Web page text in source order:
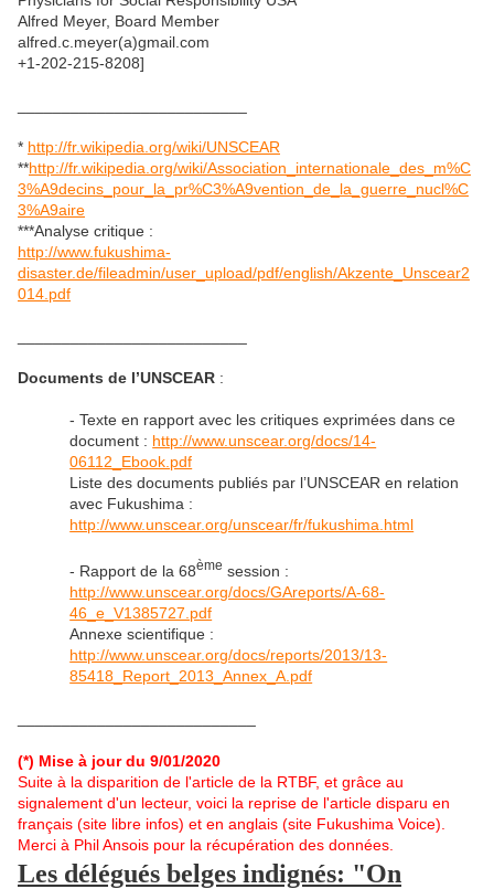
Alfred Meyer, Board Member
alfred.c.meyer(a)gmail.com
+1-202-215-8208]
* http://fr.wikipedia.org/wiki/UNSCEAR
**http://fr.wikipedia.org/wiki/Association_internationale_des_m%C
3%A9decins_pour_la_pr%C3%A9vention_de_la_guerre_nucl%C
3%A9aire
***Analyse critique :
http://www.fukushima-
disaster.de/fileadmin/user_upload/pdf/english/Akzente_Unscear2
014.pdf
Documents de l’UNSCEAR :
- Texte en rapport avec les critiques exprimées dans ce
document : http://www.unscear.org/docs/14-
06112_Ebook.pdf
Liste des documents publiés par l’UNSCEAR en relation
avec Fukushima :
http://www.unscear.org/unscear/fr/fukushima.html
- Rapport de la 68ème session :
http://www.unscear.org/docs/GAreports/A-68-
46_e_V1385727.pdf
Annexe scientifique :
http://www.unscear.org/docs/reports/2013/13-
85418_Report_2013_Annex_A.pdf
(*) Mise à jour du 9/01/2020
Suite à la disparition de l'article de la RTBF, et grâce au
signalement d'un lecteur, voici la reprise de l'article disparu en
français (site libre infos) et en anglais (site Fukushima Voice).
Merci à Phil Ansois pour la récupération des données.
Les délégués belges indignés: "On